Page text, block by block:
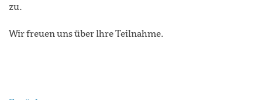
zu.
Wir freuen uns über Ihre Teilnahme.